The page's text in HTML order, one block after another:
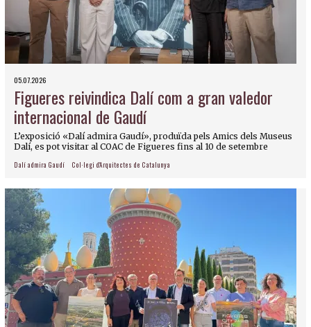
05.07.2026
Figueres reivindica Dalí com a gran valedor
internacional de Gaudí
L’exposició «Dalí admira Gaudí», produïda pels Amics dels Museus
Dalí, es pot visitar al COAC de Figueres fins al 10 de setembre
Dalí admira Gaudí Col·legi d'Arquitectes de Catalunya